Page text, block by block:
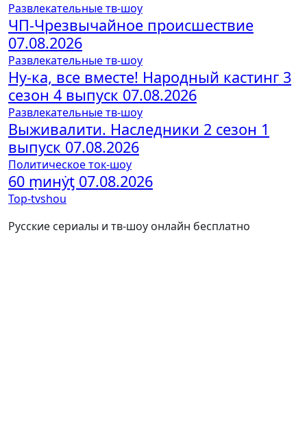
Развлекательные тв-шоу
ЧП-Чрезвычайное происшествие
07.08.2026
Развлекательные тв-шоу
Ну-ка, все вместе! Народный кастинг 3
сезон 4 выпуск 07.08.2026
Развлекательные тв-шоу
Выживалити. Наследники 2 сезон 1
выпуск 07.08.2026
Политическое ток-шоу
60 ṃинẏƫ 07.08.2026
Top-tvshou
Русские сериалы и тв-шоу онлайн бесплатно